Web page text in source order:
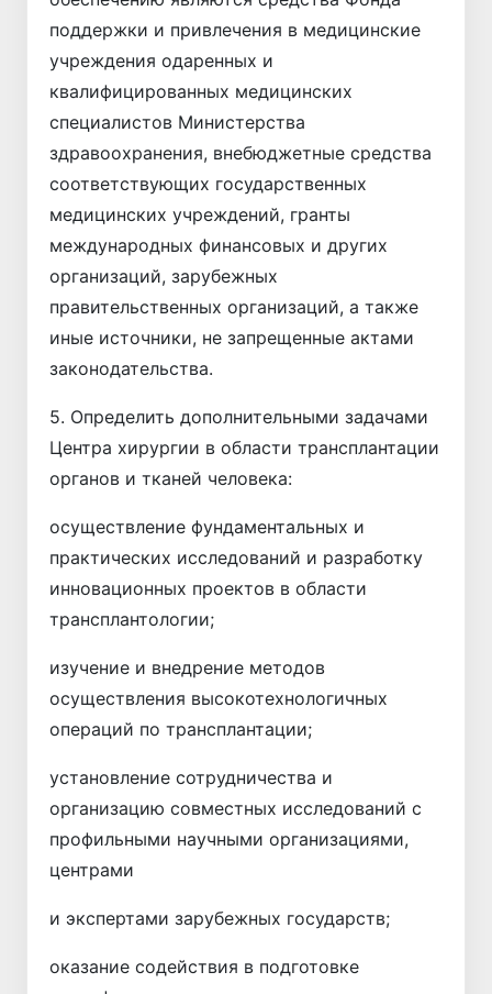
поддержки и привлечения в медицинские
учреждения одаренных и
квалифицированных медицинских
специалистов Министерства
здравоохранения, внебюджетные средства
соответствующих государственных
медицинских учреждений, гранты
международных финансовых и других
организаций, зарубежных
правительственных организаций, а также
иные источники, не запрещенные актами
законодательства.
5. Определить дополнительными задачами
Центра хирургии в области трансплантации
органов и тканей человека:
осуществление фундаментальных и
практических исследований и разработку
инновационных проектов в области
трансплантологии;
изучение и внедрение методов
осуществления высокотехнологичных
операций по трансплантации;
установление сотрудничества и
организацию совместных исследований с
профильными научными организациями,
центрами
и экспертами зарубежных государств;
оказание содействия в подготовке